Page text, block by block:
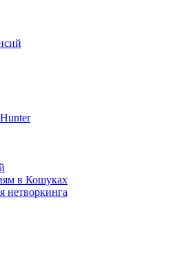
в Кошуках
нетворкинга